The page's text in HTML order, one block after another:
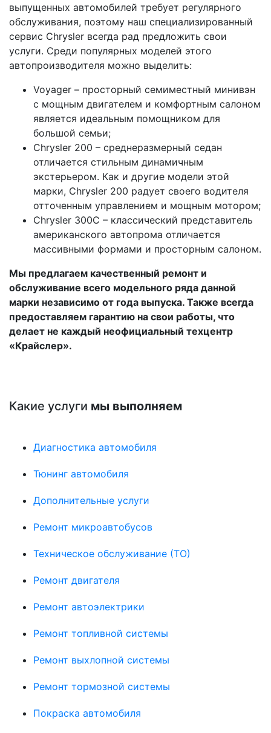
выпущенных автомобилей требует регулярного
обслуживания, поэтому наш специализированный
сервис Chrysler всегда рад предложить свои
услуги. Среди популярных моделей этого
автопроизводителя можно выделить:
Voyager – просторный семиместный минивэн
с мощным двигателем и комфортным салоном
является идеальным помощником для
большой семьи;
Chrysler 200 – среднеразмерный седан
отличается стильным динамичным
экстерьером. Как и другие модели этой
марки, Chrysler 200 радует своего водителя
отточенным управлением и мощным мотором;
Chrysler 300С – классический представитель
американского автопрома отличается
массивными формами и просторным салоном.
Мы предлагаем качественный ремонт и
обслуживание всего модельного ряда данной
марки независимо от года выпуска. Также всегда
предоставляем гарантию на свои работы, что
делает не каждый неофициальный техцентр
«Крайслер».
Какие услуги мы выполняем
Диагностика автомобиля
Тюнинг автомобиля
Дополнительные услуги
Ремонт микроавтобусов
Техническое обслуживание (ТО)
Ремонт двигателя
Ремонт автоэлектрики
Ремонт топливной системы
Ремонт выхлопной системы
Ремонт тормозной системы
Покраска автомобиля